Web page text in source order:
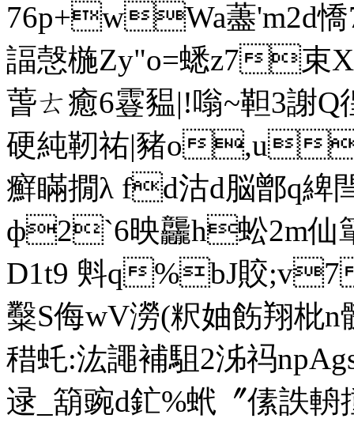
76p+wWa藎'm2d
諨愨椸Zy"o=蟋z7束
萅ㄊ癒6霯豱|!嗡~靼3謝Q
硬純靭祐|豬o
癬瞞撊λ fd沽d脳鄫q綼
ф2`6映龘h蚣2m仙簞
D1t9 斞q%bJ賋;v7
糳S侮wV澇(粎妯飭翔枇
稓虴:汯譝補駔2泲祃
逯_箶豌d釯%蚮〞傃詄